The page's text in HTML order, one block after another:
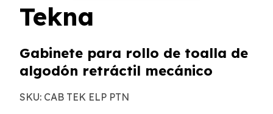
Tekna
Gabinete para rollo de toalla de
algodón retráctil mecánico
SKU: CAB TEK ELP PTN